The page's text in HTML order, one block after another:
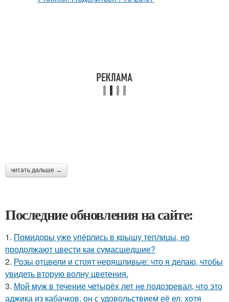
читать дальше →
Последние обновления на сайте:
1. Помидоры уже упёрлись в крышу теплицы, но
продолжают цвести как сумасшедшие?
2. Розы отцвели и стоят неряшливые: что я делаю, чтобы
увидеть вторую волну цветения.
3. Мой муж в течение четырёх лет не подозревал, что это
аджика из кабачков, он с удовольствием её ел, хотя